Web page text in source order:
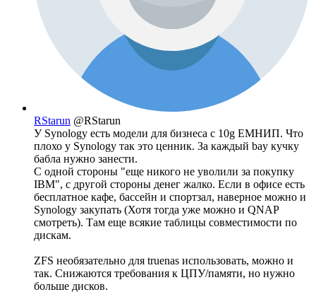
RStarun @RStarun
У Synology есть модели для бизнеса с 10g ЕМНИП. Что
плохо у Synology так это ценник. За каждый bay кучку
бабла нужно занести.
С одной стороны "еще никого не уволили за покупку
IBM", с другой стороны денег жалко. Если в офисе есть
бесплатное кафе, бассейн и спортзал, наверное можно и
Synology закупать (Хотя тогда уже можно и QNAP
смотреть). Там еще всякие таблицы совместимости по
дискам.
ZFS необязательно для truenas использовать, можно и
так. Снижаются требования к ЦПУ/памяти, но нужно
больше дисков.